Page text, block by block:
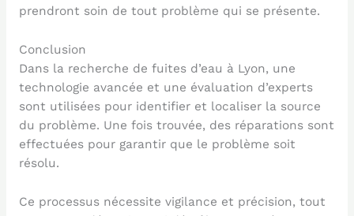
prendront soin de tout problème qui se présente.
Conclusion
Dans la recherche de fuites d’eau à Lyon, une
technologie avancée et une évaluation d’experts
sont utilisées pour identifier et localiser la source
du problème. Une fois trouvée, des réparations sont
effectuées pour garantir que le problème soit
résolu.
Ce processus nécessite vigilance et précision, tout